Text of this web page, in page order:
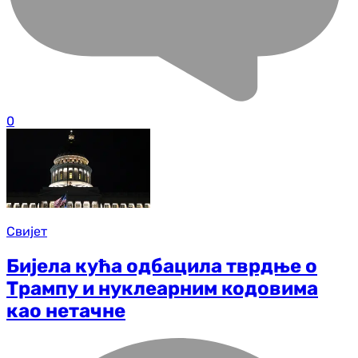
0
Свијет
Бијела кућа одбацила тврдње о
Трампу и нуклеарним кодовима
као нетачне